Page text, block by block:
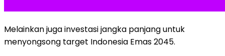
Melainkan juga investasi jangka panjang untuk
menyongsong target Indonesia Emas 2045.